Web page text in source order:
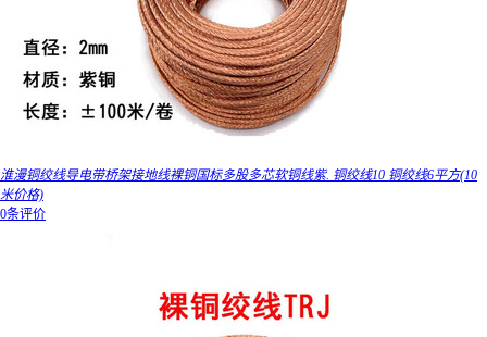
淮漫铜绞线导电带桥架接地线裸铜国标多股多芯软铜线紫. 铜绞线10 铜绞线6平方(10
米价格)
0条评价